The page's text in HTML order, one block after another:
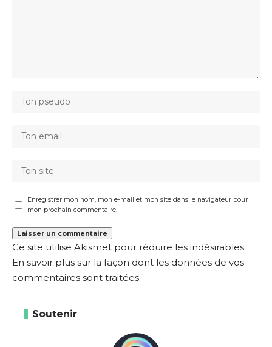
Enregistrer mon nom, mon e-mail et mon site dans le navigateur pour
mon prochain commentaire.
Ce site utilise Akismet pour réduire les indésirables.
En savoir plus sur la façon dont les données de vos
commentaires sont traitées.
Soutenir